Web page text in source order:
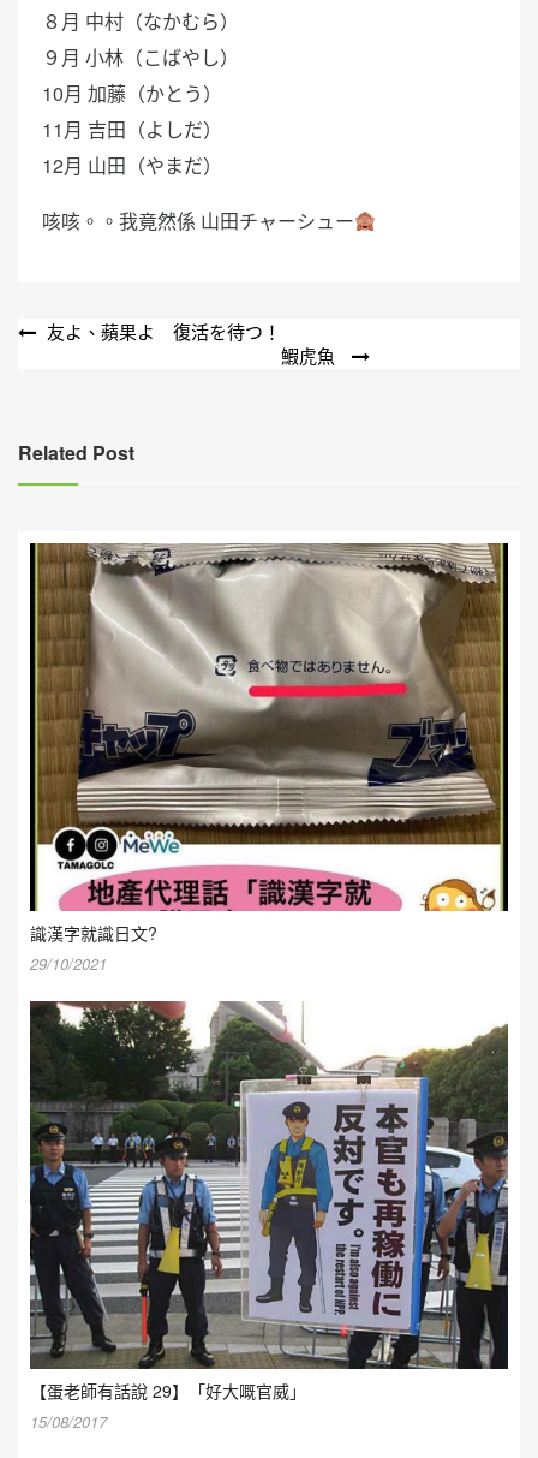
８月 中村（なかむら）
９月 小林（こばやし）
10月 加藤（かとう）
11月 吉田（よしだ）
12月 山田（やまだ）
咳咳。。我竟然係 山田チャーシュー
文
覽
友よ、蘋果よ 復活を待つ！
鰕虎魚
Related Post
識漢字就識日文?
29/10/2021
【蛋老師有話說 29】「好大嘅官威」
15/08/2017